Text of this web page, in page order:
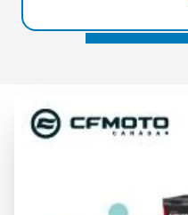
YAMAHA 2024
F150 À